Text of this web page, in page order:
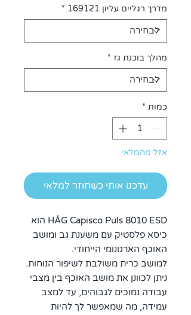
מדרך רגליים עליון 169121 *
מהלך בוכנת גז *
כמות *
אזל מהמלאי
עדכנו אותי כשחוזר למלאי
HÅG Capisco Puls 8010 ESD הוא
כיסא פלסטיק עם משענת גב ומושב
האוכף הארגונומי הייחודי.
למושב כרית משולבת לשיפור הנוחות.
ניתן לכוונן את מושב האוכף בין מצבי
עבודה נמוכים לגבוהים, עד למצב
עמידה, מה שמאפשר לך להיות